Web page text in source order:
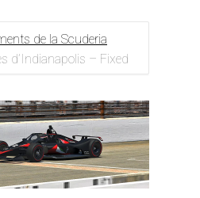
de la Scuderia
d’Indianapolis – Fixed